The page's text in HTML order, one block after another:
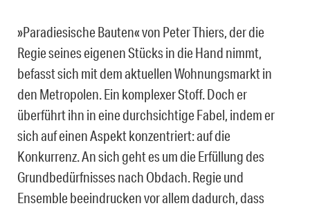
»Paradiesische Bauten« von Peter Thiers, der die
Regie seines eigenen Stücks in die Hand nimmt,
befasst sich mit dem aktuellen Wohnungsmarkt in
den Metropolen. Ein komplexer Stoff. Doch er
überführt ihn in eine durchsichtige Fabel, indem er
sich auf einen Aspekt konzentriert: auf die
Konkurrenz. An sich geht es um die Erfüllung des
Grundbedürfnisses nach Obdach. Regie und
Ensemble beeindrucken vor allem dadurch, dass